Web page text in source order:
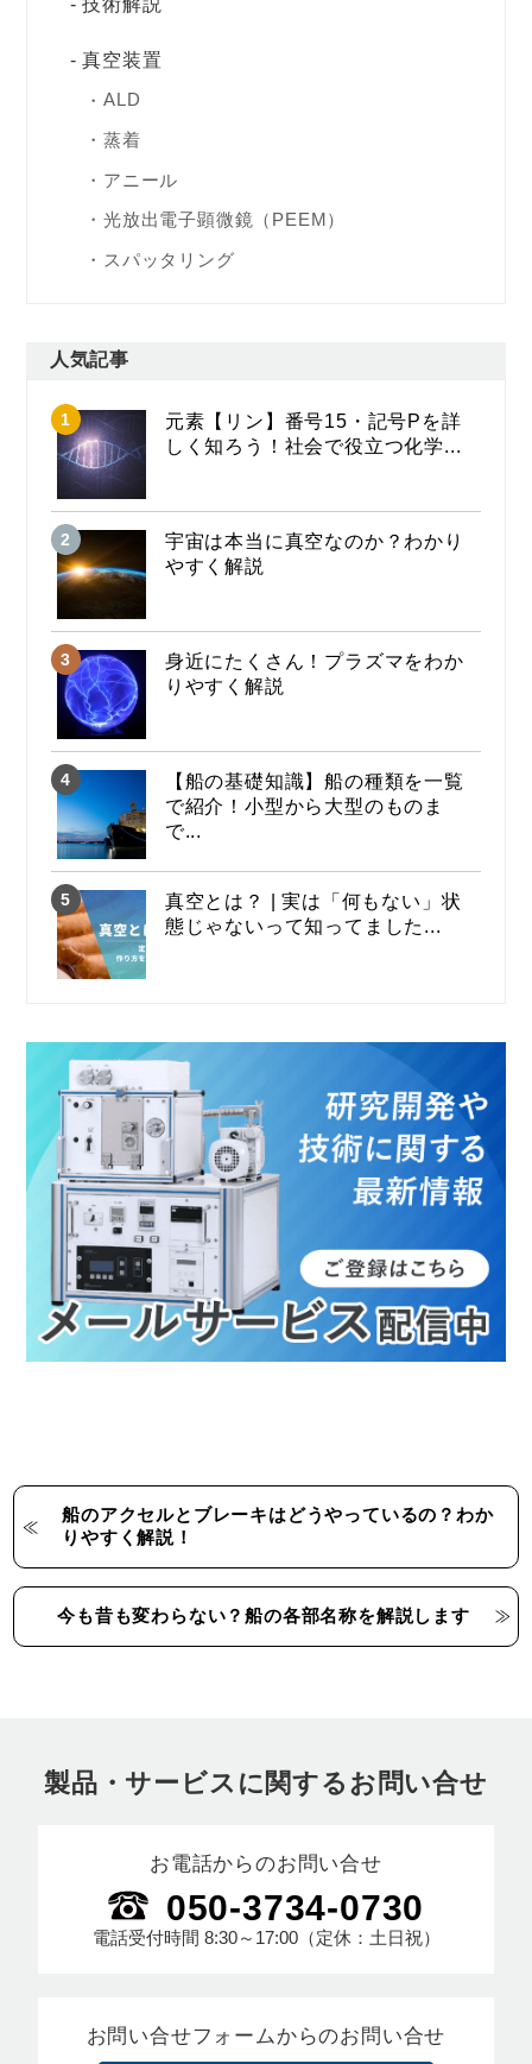
技術解説
真空装置
ALD
蒸着
アニール
光放出電子顕微鏡（PEEM）
スパッタリング
人気記事
元素【リン】番号15・記号Pを詳
しく知ろう！社会で役立つ化学...
宇宙は本当に真空なのか？わかり
やすく解説
身近にたくさん！プラズマをわか
りやすく解説
【船の基礎知識】船の種類を一覧
で紹介！小型から大型のものま
で...
真空とは？ | 実は「何もない」状
態じゃないって知ってました...
船のアクセルとブレーキはどうやっているの？わか
りやすく解説！
今も昔も変わらない？船の各部名称を解説します
製品・サービスに関するお問い合せ
お電話からのお問い合せ
050-3734-0730
電話受付時間 8:30～17:00（定休：土日祝）
お問い合せフォームからのお問い合せ